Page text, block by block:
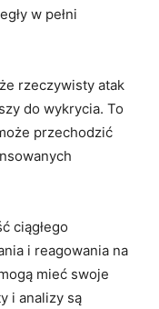
w pełni
rzeczywisty atak
do wykrycia. To⁤
przechodzić
ciągłego
i reagowania na‍
mieć swoje
i ⁤analizy są